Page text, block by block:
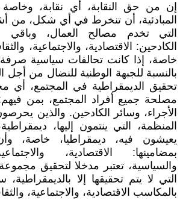
إن من حق النقابة، أي نقابة، وخاصة
المبادئية، أن تنخرط في أي شكل، من
التي تخدم مصالح العمال، وباقي
الكادحين: الاقتصادية، والاجتماعية،
خاصة، إذا كانت تحالفات سياسية
بالنسبة للجبهة الوطنية للنضال من أجل
تحقيق الديمقراطية في المجتمع، أي
مصلحة جميع أفراد المجتمع، بمن
الأجراء، وسائر الكادحين. والذين
المنظمة، التي ينتمون إليها،
يعيشون فيه، ديمقراطيا، خاصة،
بمضامينها: الاقتصادية،
والسياسية، تعتبر مدخلا لتحقيق
التي لا يتم تحقيقها إلا بالديمقراطية،
بالمكاسب الاقتصادية، والاجتماعية،